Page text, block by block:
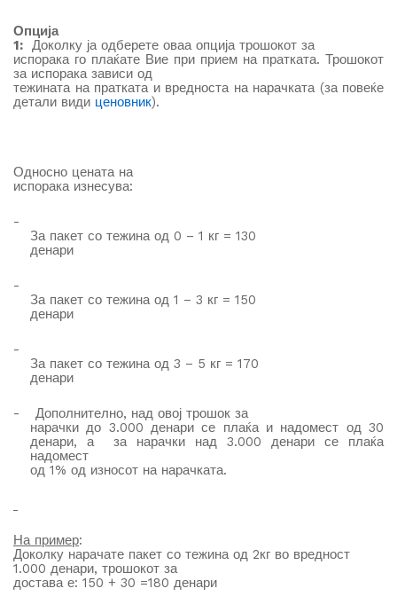
Опција
1: Доколку ја одберете оваа опција трошокот за
испорака го плаќате Вие при прием на пратката. Трошокот
за испорака зависи од
тежината на пратката и вредноста на нарачката (за повеќе
детали види ценовник).
Односно цената на
испорака изнесува:
-
За пакет со тежина од 0 – 1 кг = 130
денари
-
За пакет со тежина од 1 – 3 кг = 150
денари
-
За пакет со тежина од 3 – 5 кг = 170
денари
- Дополнително, над овој трошок за
нарачки до 3.000 денари се плаќа и надомест од 30
денари, а за нарачки над 3.000 денари се плаќа
надомест
од 1% од износот на нарачката.
На пример:
Доколку нарачате пакет со тежина од 2кг во вредност
1.000 денари, трошокот за
достава е: 150 + 30 =180 денари